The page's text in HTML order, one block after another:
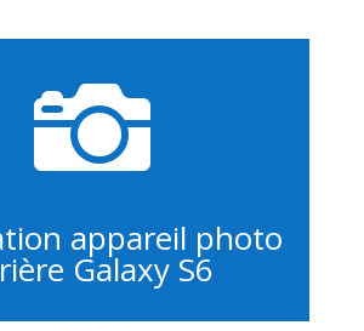

appareil photo
Galaxy S6